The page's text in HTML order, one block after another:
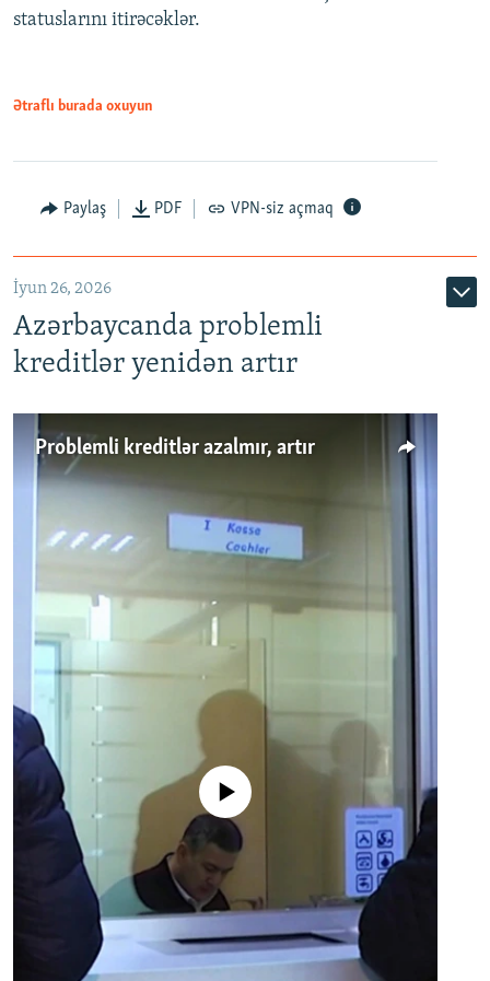
Auto 240p 360p 480p
720p 1080p
statuslarını itirəcəklər.
Ətraflı burada oxuyun
Paylaş PDF VPN-siz açmaq
İyun 26, 2026
Azərbaycanda problemli
kreditlər yenidən artır
Problemli kreditlər azalmır, artır
No media source currently available